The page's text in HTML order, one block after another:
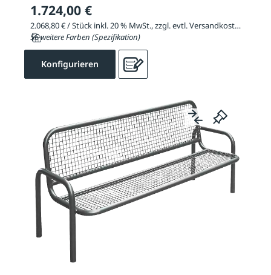
1.724,00 €
2.068,80 € / Stück inkl. 20 % MwSt., zzgl. evtl. Versandkosten
56 weitere Farben (Spezifikation)
Konfigurieren